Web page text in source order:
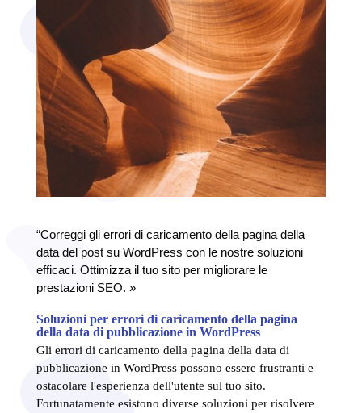
“Correggi gli errori di caricamento della pagina della
data del post su WordPress con le nostre soluzioni
efficaci. Ottimizza il tuo sito per migliorare le
prestazioni SEO. »
Soluzioni per errori di caricamento della pagina
della data di pubblicazione in WordPress
Gli errori di caricamento della pagina della data di
pubblicazione in WordPress possono essere frustranti e
ostacolare l'esperienza dell'utente sul tuo sito.
Fortunatamente esistono diverse soluzioni per risolvere